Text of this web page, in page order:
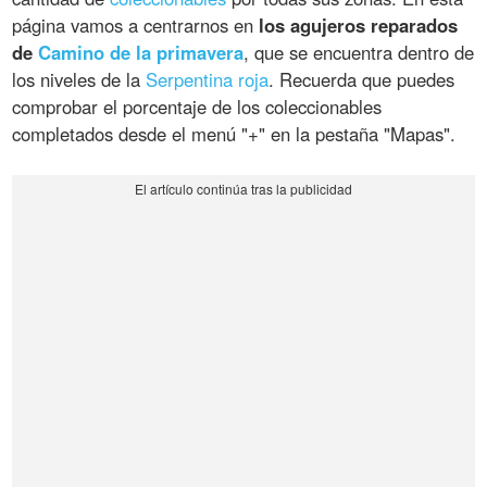
página vamos a centrarnos en los agujeros reparados
deCamino de la primavera, que se encuentra dentro de
los niveles de la Serpentina roja. Recuerda que puedes
comprobar el porcentaje de los coleccionables
completados desde el menú "+" en la pestaña "Mapas".